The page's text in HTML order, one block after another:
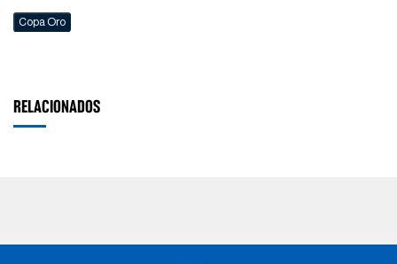
Copa Oro
RELACIONADOS